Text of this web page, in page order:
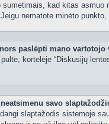
sumetimais, kad kitas
nematote minėto
paslėpti mano
kortelėje “Diskusijų
savo
slaptažodis sistemoje